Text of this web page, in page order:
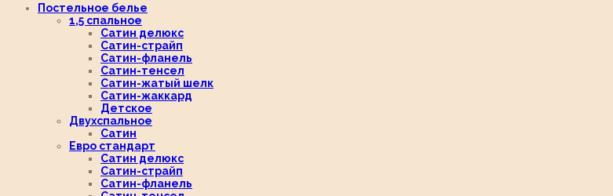
Постельное белье
1,5 спальное
Сатин делюкс
Сатин-страйп
Сатин-фланель
Сатин-тенсел
Сатин-жатый шелк
Сатин-жаккард
Детское
Двухспальное
Сатин
Евро стандарт
Сатин делюкс
Сатин-страйп
Сатин-фланель